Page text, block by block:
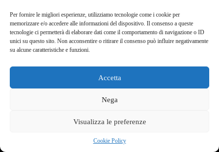
Per fornire le migliori esperienze, utilizziamo tecnologie come i cookie per
memorizzare e/o accedere alle informazioni del dispositivo. Il consenso a queste
tecnologie ci permetterà di elaborare dati come il comportamento di navigazione o ID
unici su questo sito. Non acconsentire o ritirare il consenso può influire negativamente
su alcune caratteristiche e funzioni.
Accetta
Nega
Visualizza le preferenze
Cookie Policy
DavidArt di Ambrosio Saverio
Via Carlo de Marco 21b, 80137 - Napoli
P.iva 09865821210
info@davidartgioeilli.com
Copyright © 2026 - Realizzato con ❤️ a Napoli per il mondo